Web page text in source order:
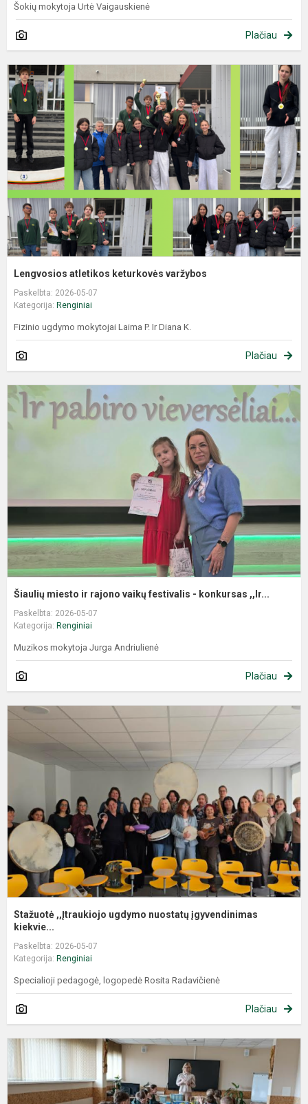
Šokių mokytoja Urtė Vaigauskienė
Plačiau
Lengvosios atletikos keturkovės varžybos
Paskelbta: 2026-05-07
Kategorija: Renginiai
Fizinio ugdymo mokytojai Laima P. Ir Diana K.
Plačiau
Šiaulių miesto ir rajono vaikų festivalis - konkursas ,,Ir...
Paskelbta: 2026-05-07
Kategorija: Renginiai
Muzikos mokytoja Jurga Andriulienė
Plačiau
Stažuotė ,,Įtraukiojo ugdymo nuostatų įgyvendinimas
kiekvie...
Paskelbta: 2026-05-07
Kategorija: Renginiai
Specialioji pedagogė, logopedė Rosita Radavičienė
Plačiau